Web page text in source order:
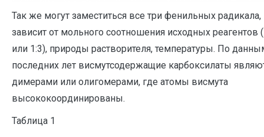
Так же могут заместиться все три фенильных радикала,
зависит от мольного соотношения исходных реагентов
или 1:3), природы растворителя, температуры. По
последних лет висмутсодержащие карбоксилаты
димерами или олигомерами, где атомы висмута
высококоординированы.
Таблица 1